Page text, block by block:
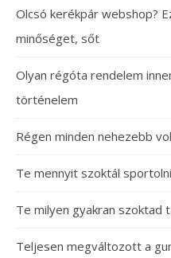
Olcsó kerékpár webshop?
minőséget, sőt
Olyan régóta rendelem
történelem
Régen minden nehezebb
Te mennyit szoktál
Te milyen gyakran szoktad
Teljesen megváltozott a